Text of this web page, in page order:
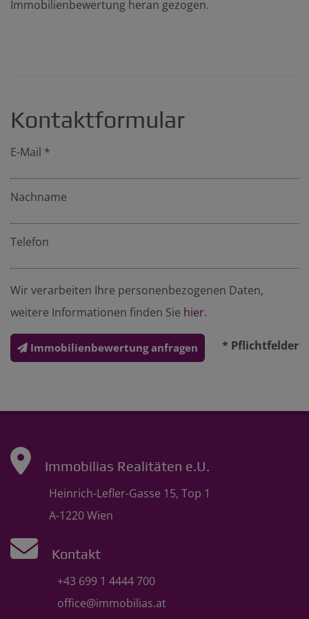
Immobilienbewertung heran gezogen.
Kontaktformular
E-Mail
Nachname
Telefon
Wir verarbeiten Ihre personenbezogenen Daten,
weitere Informationen finden Sie hier.
Immobilienbewertung anfragen * Pflichtfelder
Immobilias Realitäten e.U.
Heinrich-Lefler-Gasse 15, Top 1
A-1220 Wien
Kontakt
+43 699 1 4444 700
office@immobilias.at